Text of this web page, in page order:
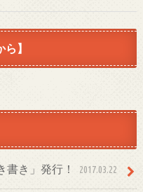
】
書き」発行！ 2017.03.22